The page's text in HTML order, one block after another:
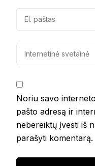
Noriu savo
pašto adresą ir
nebereiktų įvesti iš
parašyti komentarą.